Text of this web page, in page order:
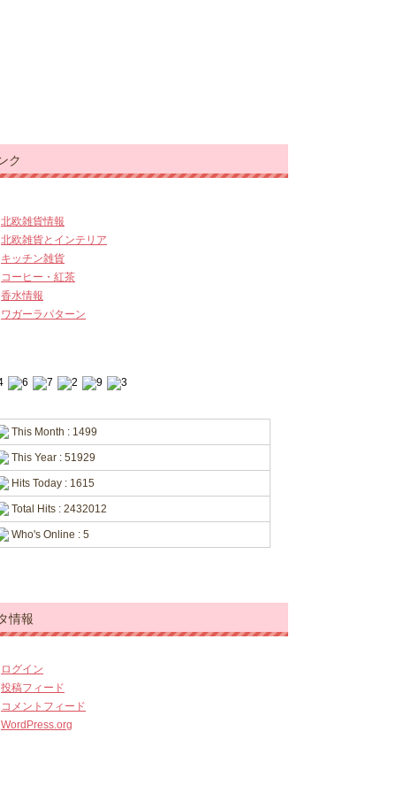
ク
北欧雑貨情報
北欧雑貨とインテリア
キッチン雑貨
コーヒー・紅茶
香水情報
ワガーラパターン
This Month : 1499
This Year : 51929
Hits Today : 1615
Total Hits : 2432012
Who's Online : 5
情報
ログイン
投稿フィード
コメントフィード
WordPress.org